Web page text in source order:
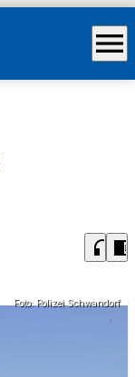
menu
headphones chrome_reader_mode
Foto: Polizei Schwandorf